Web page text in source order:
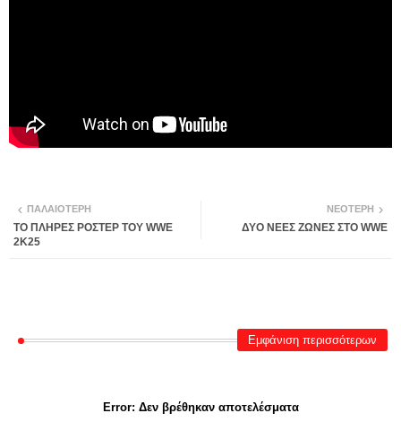
ΝΕΌΤΕΡΗ
ΔΥΟ ΝΕΕΣ ΖΩΝΕΣ ΣΤΟ WWE
ΠΑΛΑΙΌΤΕΡΗ
ΤΟ ΠΛΗΡΕΣ ΡΟΣΤΕΡ ΤΟΥ WWE
2K25
Εμφάνιση περισσότερων
Error: Δεν βρέθηκαν αποτελέσματα